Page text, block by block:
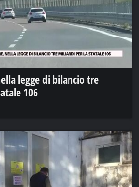
legge di bilancio tre
106